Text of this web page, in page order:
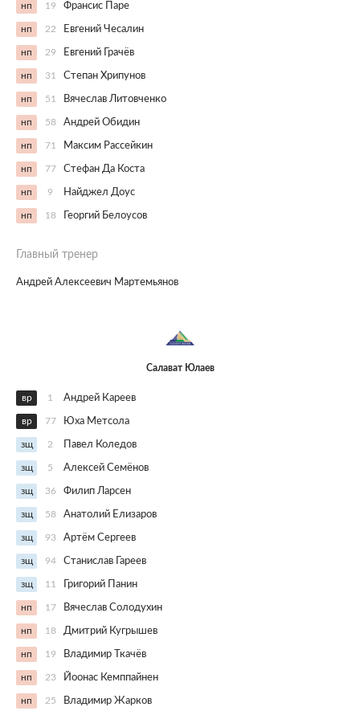
нп 19 Франсис Паре
нп 22 Евгений Чесалин
нп 29 Евгений Грачёв
нп 31 Степан Хрипунов
нп 51 Вячеслав Литовченко
нп 58 Андрей Обидин
нп 71 Максим Рассейкин
нп 77 Стефан Да Коста
нп 9 Найджел Доус
нп 18 Георгий Белоусов
Главный тренер
Андрей Алексеевич Мартемьянов
Салават Юлаев
вр 1 Андрей Кареев
вр 77 Юха Метсола
зщ 2 Павел Коледов
зщ 5 Алексей Семёнов
зщ 36 Филип Ларсен
зщ 58 Анатолий Елизаров
зщ 93 Артём Сергеев
зщ 94 Станислав Гареев
зщ 11 Григорий Панин
нп 17 Вячеслав Солодухин
нп 18 Дмитрий Кугрышев
нп 19 Владимир Ткачёв
нп 23 Йоонас Кемппайнен
нп 25 Владимир Жарков